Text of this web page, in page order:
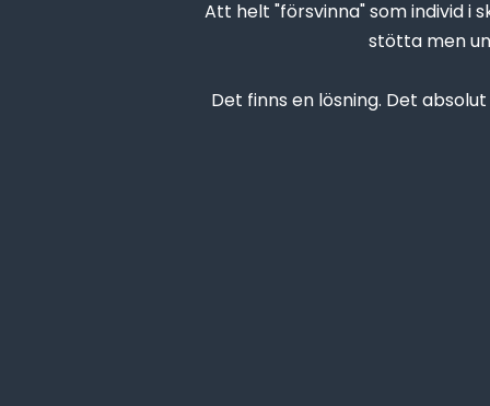
Att helt "försvinna" som individ i
stötta men
Det finns en lösning. Det